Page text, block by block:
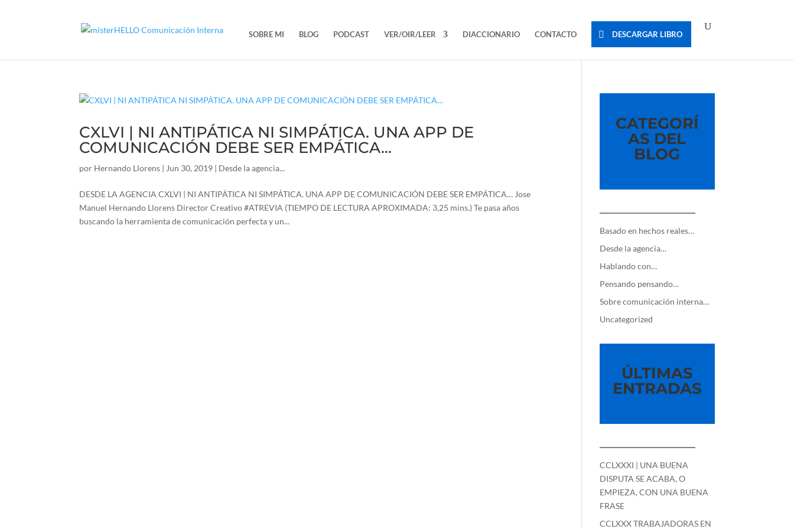
SOBRE MI BLOG PODCAST VER/OIR/LEER DIACCIONARIO CONTACTO DESCARGAR LIBRO
CXLVI | NI ANTIPÁTICA NI SIMPÁTICA. UNA APP DE
COMUNICACIÓN DEBE SER EMPÁTICA…
por Hernando Llorens | Jun 30, 2019 | Desde la agencia...
DESDE LA AGENCIA CXLVI | NI ANTIPÁTICA NI SIMPÁTICA. UNA APP DE COMUNICACIÓN DEBE SER EMPÁTICA… Jose
Manuel Hernando Llorens Director Creativo #ATREVIA (TIEMPO DE LECTURA APROXIMADA: 3,25 mins.) Te pasa años
buscando la herramienta de comunicación perfecta y un...
CATEGORÍ
AS DEL
BLOG
—————————
Basado en hechos reales…
Desde la agencia…
Hablando con…
Pensando pensando…
Sobre comunicación interna…
Uncategorized
ÚLTIMAS
ENTRADAS
—————————
CCLXXXI | UNA BUENA
DISPUTA SE ACABA, O
EMPIEZA, CON UNA BUENA
FRASE
CCLXXX TRABAJADORAS EN